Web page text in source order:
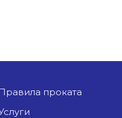
Правила проката
Услуги